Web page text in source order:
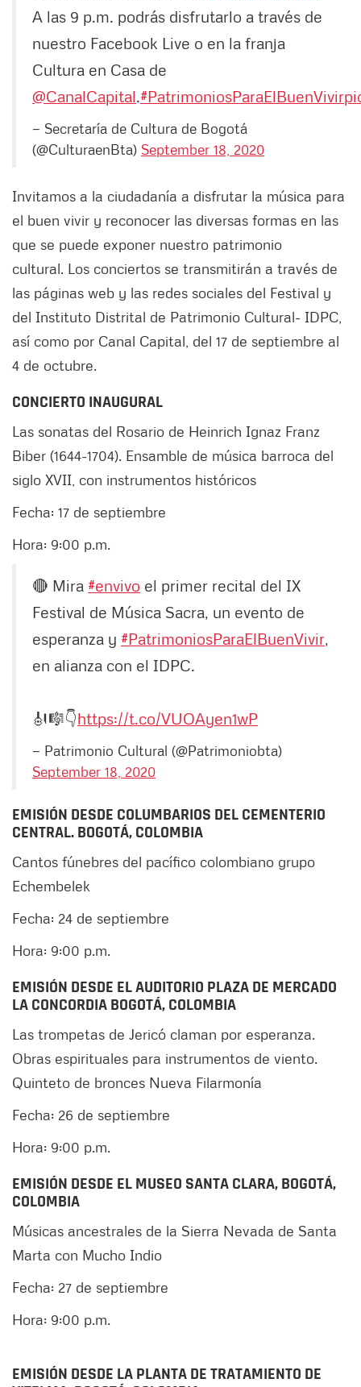
A las 9 p.m. podrás disfrutarlo a través de
nuestro Facebook Live o en la franja
Cultura en Casa de
@CanalCapital.#PatrimoniosParaElBuenVivir
— Secretaría de Cultura de Bogotá
(@CulturaenBta) September 18, 2020
Invitamos a la ciudadanía a disfrutar la música para
el buen vivir y reconocer las diversas formas en las
que se puede exponer nuestro patrimonio
cultural. Los conciertos se transmitirán a través de
las páginas web y las redes sociales del Festival y
del Instituto Distrital de Patrimonio Cultural- IDPC,
así como por Canal Capital, del 17 de septiembre al
4 de octubre.
CONCIERTO INAUGURAL
Las sonatas del Rosario de Heinrich Ignaz Franz
Biber (1644-1704). Ensamble de música barroca del
siglo XVII, con instrumentos históricos
Fecha: 17 de septiembre
Hora: 9:00 p.m.
🔴 Mira #envivo el primer recital del IX
Festival de Música Sacra, un evento de
esperanza y #PatrimoniosParaElBuenVivir
en alianza con el IDPC.
🎻🎼👇https://t.co/VUOAyen1wP
— Patrimonio Cultural (@Patrimoniobta)
September 18, 2020
EMISIÓN DESDE COLUMBARIOS DEL CEMENTERIO
CENTRAL. BOGOTÁ, COLOMBIA
Cantos fúnebres del pacífico colombiano grupo
Echembelek
Fecha: 24 de septiembre
Hora: 9:00 p.m.
EMISIÓN DESDE EL AUDITORIO PLAZA DE MERCADO
LA CONCORDIA BOGOTÁ, COLOMBIA
Las trompetas de Jericó claman por esperanza.
Obras espirituales para instrumentos de viento.
Quinteto de bronces Nueva Filarmonía
Fecha: 26 de septiembre
Hora: 9:00 p.m.
EMISIÓN DESDE EL MUSEO SANTA CLARA, BOGOTÁ,
COLOMBIA
Músicas ancestrales de la Sierra Nevada de Santa
Marta con Mucho Indio
Fecha: 27 de septiembre
Hora: 9:00 p.m.
EMISIÓN DESDE LA PLANTA DE TRATAMIENTO DE